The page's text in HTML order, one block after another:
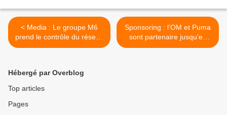
< Media : Le groupe M6
prend le contrôle du réseau
d'agences immobilières
Sponsoring : l’OM et Puma
sont partenaire jusqu'en
2028 ! >
Hébergé par Overblog
Top articles
Pages